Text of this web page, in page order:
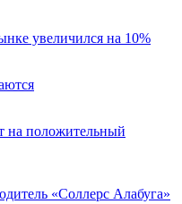
увеличился на 10%
на положительный
«Соллерс Алабуга»